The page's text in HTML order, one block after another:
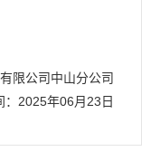
限公司中山分公司
：2025年06月23日